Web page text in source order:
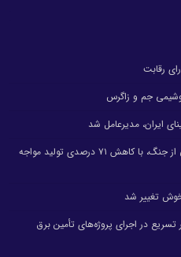
رقابت
جم و زاگرس
ایران، مدیرعامل شد
پتروشیمی اروند پس از اختلالات ناشی از جنگ، با کاهش ۷۱ درصدی تولید مواجه
تغییر شد
در اجرای پروژه‌های تأمین برق